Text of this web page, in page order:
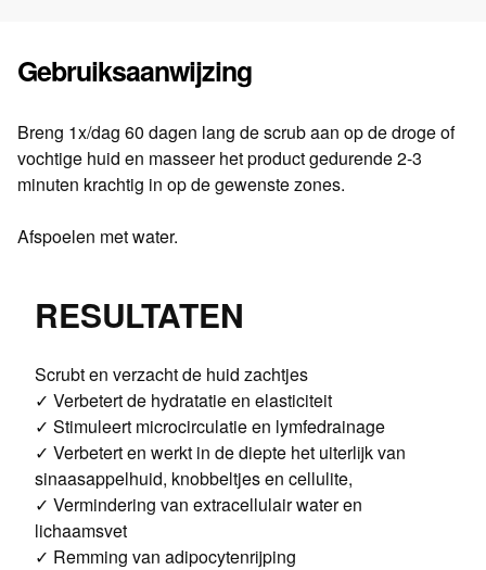
Gebruiksaanwijzing
Breng 1x/dag 60 dagen lang de scrub aan op de droge of
vochtige huid en masseer het product gedurende 2-3
minuten krachtig in op de gewenste zones.
Afspoelen met water.
RESULTATEN
Scrubt en verzacht de huid zachtjes
✓ Verbetert de hydratatie en elasticiteit
✓ Stimuleert microcirculatie en lymfedrainage
✓ Verbetert en werkt in de diepte het uiterlijk van
sinaasappelhuid, knobbeltjes en cellulite,
✓ Vermindering van extracellulair water en
lichaamsvet
✓ Remming van adipocytenrijping